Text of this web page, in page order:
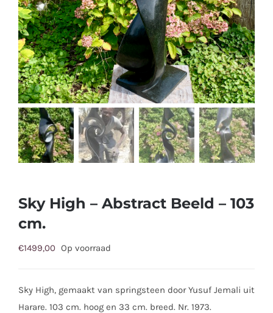
Sky High – Abstract Beeld – 103
cm.
€1499,00 Op voorraad
Sky High, gemaakt van springsteen door Yusuf Jemali uit
Harare. 103 cm. hoog en 33 cm. breed. Nr. 1973.